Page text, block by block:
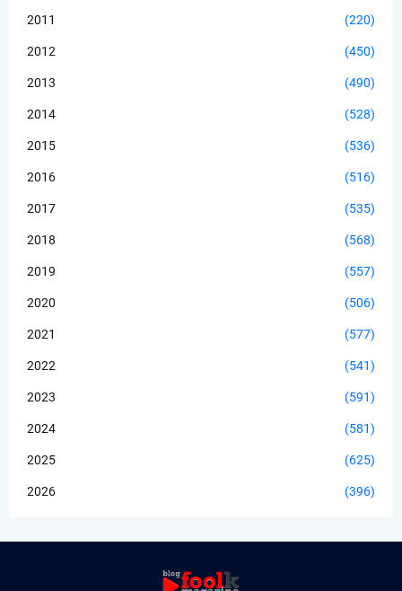
2011 (220)
2012 (450)
2013 (490)
2014 (528)
2015 (536)
2016 (516)
2017 (535)
2018 (568)
2019 (557)
2020 (506)
2021 (577)
2022 (541)
2023 (591)
2024 (581)
2025 (625)
2026 (396)